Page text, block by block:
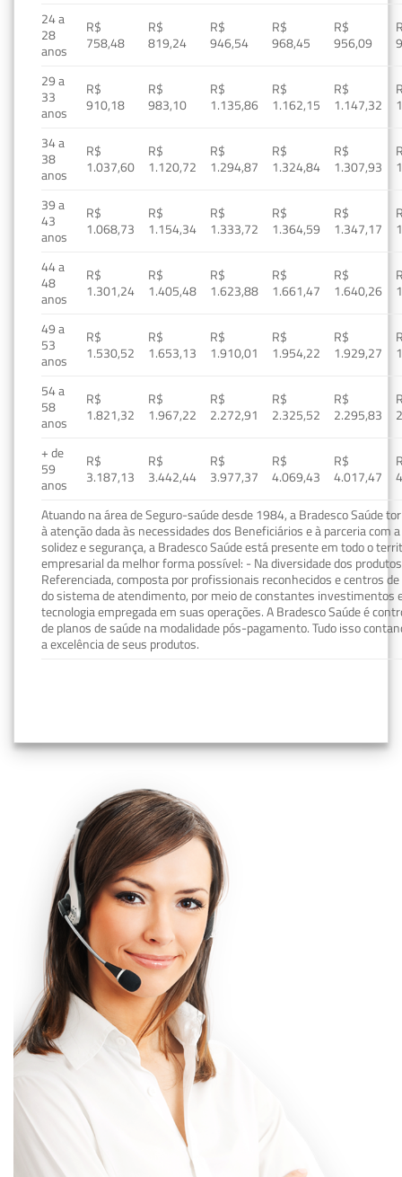
24 a
28
anos
R$
758,48
R$
819,24
R$
946,54
R$
968,45
R$
956,09
29 a
33
anos
R$
910,18
R$
983,10
R$
1.135,86
R$
1.162,15
R$
1.147,32
34 a
38
anos
R$
1.037,60
R$
1.120,72
R$
1.294,87
R$
1.324,84
R$
1.307,93
39 a
43
anos
R$
1.068,73
R$
1.154,34
R$
1.333,72
R$
1.364,59
R$
1.347,17
44 a
48
anos
R$
1.301,24
R$
1.405,48
R$
1.623,88
R$
1.661,47
R$
1.640,26
49 a
53
anos
R$
1.530,52
R$
1.653,13
R$
1.910,01
R$
1.954,22
R$
1.929,27
54 a
58
anos
R$
1.821,32
R$
1.967,22
R$
2.272,91
R$
2.325,52
R$
2.295,83
+ de
59
anos
R$
3.187,13
R$
3.442,44
R$
3.977,37
R$
4.069,43
R$
4.017,47
Atuando na área de Seguro-saúde desde 1984, a Bradesco Saúde
à atenção dada às necessidades dos Beneficiários e à parceria com
solidez e segurança, a Bradesco Saúde está presente em todo o
empresarial da melhor forma possível: - Na diversidade dos
Referenciada, composta por profissionais reconhecidos e centros
do sistema de atendimento, por meio de constantes investimentos
tecnologia empregada em suas operações. A Bradesco Saúde é
de planos de saúde na modalidade pós-pagamento. Tudo isso
a excelência de seus produtos.